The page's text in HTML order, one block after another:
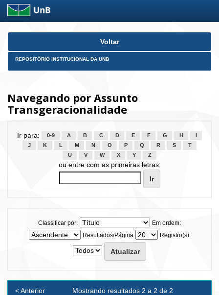
Skip
Voltar
REPOSITÓRIO INSTITUCIONAL DA UNB
Navegando por Assunto
Transgeracionalidade
Ir para: 0-9 A B C D E F G H
J
K L M N O P Q R S
T
U
V W X Y Z
ou entre com as primeiras letras:
Classificar por:
Em ordem:
Resultados/Página
Registro(s):
Mostrando resultados 2 a 2 de 2
< Anterior